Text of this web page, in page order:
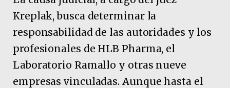
Kreplak, busca determinar la
responsabilidad de las autoridades y los
profesionales de HLB Pharma, el
Laboratorio Ramallo y otras nueve
empresas vinculadas. Aunque hasta el